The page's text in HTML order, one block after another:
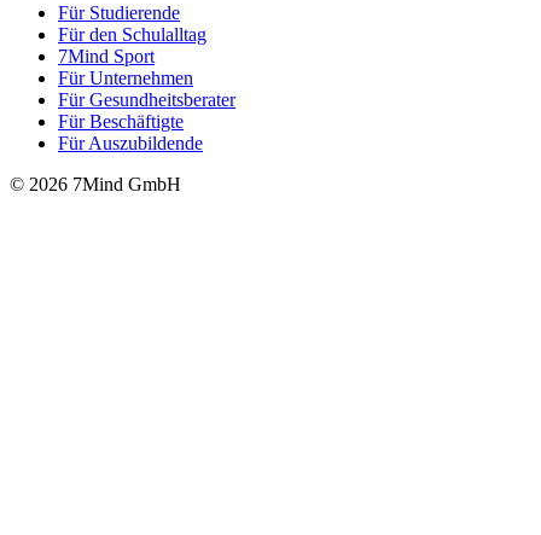
Für Stu­die­rende
Für den Schulalltag
7Mind Sport
Für Unter­neh­men
Für Gesund­heits­be­ra­ter
Für Beschäftigte
Für Auszubildende
© 2026 7Mind GmbH